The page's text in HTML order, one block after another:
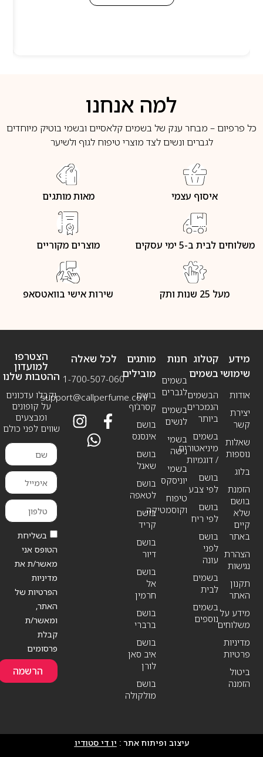
למה אנחנו
כל פרפיום – מבחר ענק של בשמים קלאסיים ובשמי בוטיק מיוחדים
לגברים ונשים לצד מוצרי טיפוח לגוף ולשיער
איסוף עצמי מאות מותגים
משלוחים לבית ב-5 ימי עסקים מוצרים מקוריים
מעל 25 שנות ותק שירות אישי בוואטסאפ
מידע
שימושי
אודות
יצירת
קשר
שאלות
נוספות
בלוג
הזמנת
בושם
שלא
קיים
באתר
הצהרת
נגישות
תקנון
האתר
מידע על
משלוחים
מדיניות
פרטיות
ביטול
הזמנה
חנות
בשמים
לגברים
בשמים
לנשים
בשמי
נישה
בשמי
יוניסקס
טיפוח
וקוסמטיקה
קטלוג
בשמים
הבשמים
הנמכרים
ביותר
בשמים
מיניאטורים
/ דוגמיות
בושם
לפי צבע
בושם
לפי ריח
בושם
לפני
עונה
בשמים
לבית
בשמים
נוספים
מותגים
מובילים
בושם
קסרג’וף
בושם
אינסנס
בושם
שאנל
בושם
לטאפה
בושם
קריד
בושם
דיור
בושם
אל
חרמין
בושם
ברברי
בושם
איב סאן
לורן
בושם
מולקולה
לכל שאלה
1-700-507-060
support@callperfume.co.il
הצטרפו
למועדון
ההטבות שלנו
וקבלו עדכונים
על קופונים
ומבצעים
שווים לפני כולם
בשליחת
הטופס אני
מאשר/ת את
מדיניות
הפרטיות של
האתר,
ומאשר/ת
קבלת
פרסומים
הרשמה
עיצוב ופיתוח אתר : יו די סטודיו